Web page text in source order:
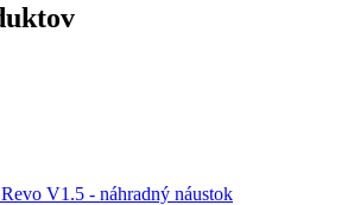
V1.5 - náhradný náustok